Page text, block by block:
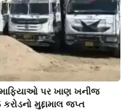
માફિયાઓ પર ખાણ ખનીજ
કરોડનો મુદ્દામાલ જપ્ત